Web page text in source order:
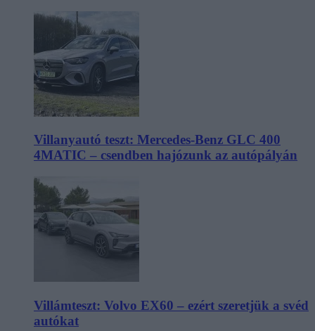
Villanyautó teszt: Mercedes-Benz GLC 400
4MATIC – csendben hajózunk az autópályán
Villámteszt: Volvo EX60 – ezért szeretjük a svéd
autókat